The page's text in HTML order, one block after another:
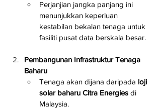
Perjanjian jangka panjang ini
menunjukkan keperluan
kestabilan bekalan tenaga untuk
fasiliti pusat data berskala besar.
Pembangunan Infrastruktur Tenaga
Baharu
Tenaga akan dijana daripada loji
solar baharu Citra Energies di
Malaysia.